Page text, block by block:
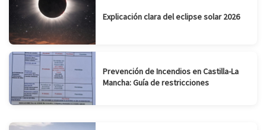
Explicación clara del eclipse solar 2026
Prevención de Incendios en Castilla-La
Mancha: Guía de restricciones